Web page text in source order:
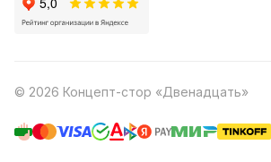
© 2026 Концепт-стор «Двенадцать»